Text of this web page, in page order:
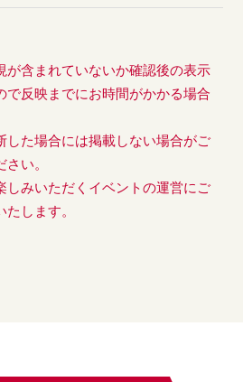
が含まれていないか確認後の表示
で反映までにお時間がかかる場合
した場合には掲載しない場合がご
い。
しみいただくイベントの運営にご
します。